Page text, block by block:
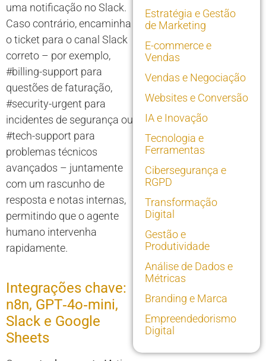
uma notificação no Slack.
Caso contrário, encaminha
o ticket para o canal Slack
correto – por exemplo,
#billing-support para
questões de faturação,
#security-urgent para
incidentes de segurança ou
#tech-support para
problemas técnicos
avançados – juntamente
com um rascunho de
resposta e notas internas,
permitindo que o agente
humano intervenha
rapidamente.
Integrações chave:
n8n, GPT‑4o‑mini,
Slack e Google
Sheets
Estratégia e Gestão
de Marketing
E-commerce e
Vendas
Vendas e Negociação
Websites e Conversão
IA e Inovação
Tecnologia e
Ferramentas
Cibersegurança e
RGPD
Transformação
Digital
Gestão e
Produtividade
Análise de Dados e
Métricas
Branding e Marca
Empreendedorismo
Digital